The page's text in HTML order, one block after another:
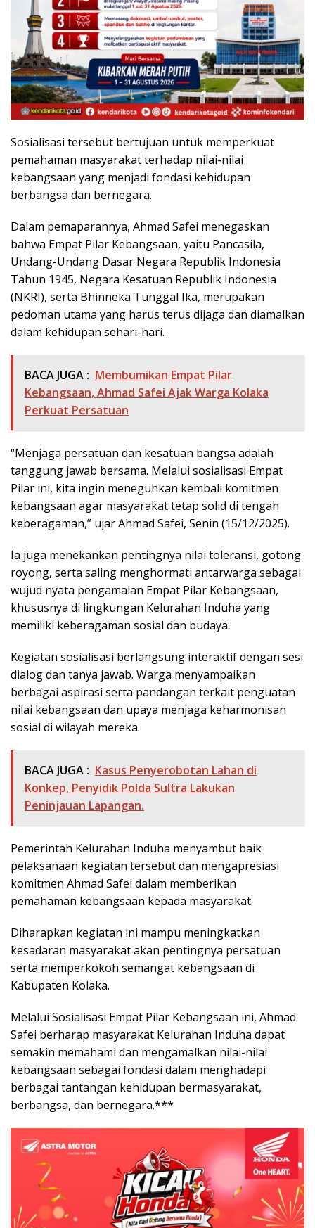
Sosialisasi tersebut bertujuan untuk memperkuat
pemahaman masyarakat terhadap nilai-nilai
kebangsaan yang menjadi fondasi kehidupan
berbangsa dan bernegara.
Dalam pemaparannya, Ahmad Safei menegaskan
bahwa Empat Pilar Kebangsaan, yaitu Pancasila,
Undang-Undang Dasar Negara Republik Indonesia
Tahun 1945, Negara Kesatuan Republik Indonesia
(NKRI), serta Bhinneka Tunggal Ika, merupakan
pedoman utama yang harus terus dijaga dan diamalkan
dalam kehidupan sehari-hari.
BACA JUGA : Membumikan Empat Pilar
Kebangsaan, Ahmad Safei Ajak Warga Kolaka
Perkuat Persatuan
“Menjaga persatuan dan kesatuan bangsa adalah
tanggung jawab bersama. Melalui sosialisasi Empat
Pilar ini, kita ingin meneguhkan kembali komitmen
kebangsaan agar masyarakat tetap solid di tengah
keberagaman,” ujar Ahmad Safei, Senin (15/12/2025).
Ia juga menekankan pentingnya nilai toleransi, gotong
royong, serta saling menghormati antarwarga sebagai
wujud nyata pengamalan Empat Pilar Kebangsaan,
khususnya di lingkungan Kelurahan Induha yang
memiliki keberagaman sosial dan budaya.
Kegiatan sosialisasi berlangsung interaktif dengan sesi
dialog dan tanya jawab. Warga menyampaikan
berbagai aspirasi serta pandangan terkait penguatan
nilai kebangsaan dan upaya menjaga keharmonisan
sosial di wilayah mereka.
BACA JUGA : Kasus Penyerobotan Lahan di
Konkep, Penyidik Polda Sultra Lakukan
Peninjauan Lapangan.
Pemerintah Kelurahan Induha menyambut baik
pelaksanaan kegiatan tersebut dan mengapresiasi
komitmen Ahmad Safei dalam memberikan
pemahaman kebangsaan kepada masyarakat.
Diharapkan kegiatan ini mampu meningkatkan
kesadaran masyarakat akan pentingnya persatuan
serta memperkokoh semangat kebangsaan di
Kabupaten Kolaka.
Melalui Sosialisasi Empat Pilar Kebangsaan ini, Ahmad
Safei berharap masyarakat Kelurahan Induha dapat
semakin memahami dan mengamalkan nilai-nilai
kebangsaan sebagai fondasi dalam menghadapi
berbagai tantangan kehidupan bermasyarakat,
berbangsa, dan bernegara.***